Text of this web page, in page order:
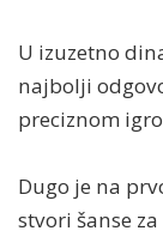
U izuzetno
najbolji
preciznom
Dugo je na
stvori šanse